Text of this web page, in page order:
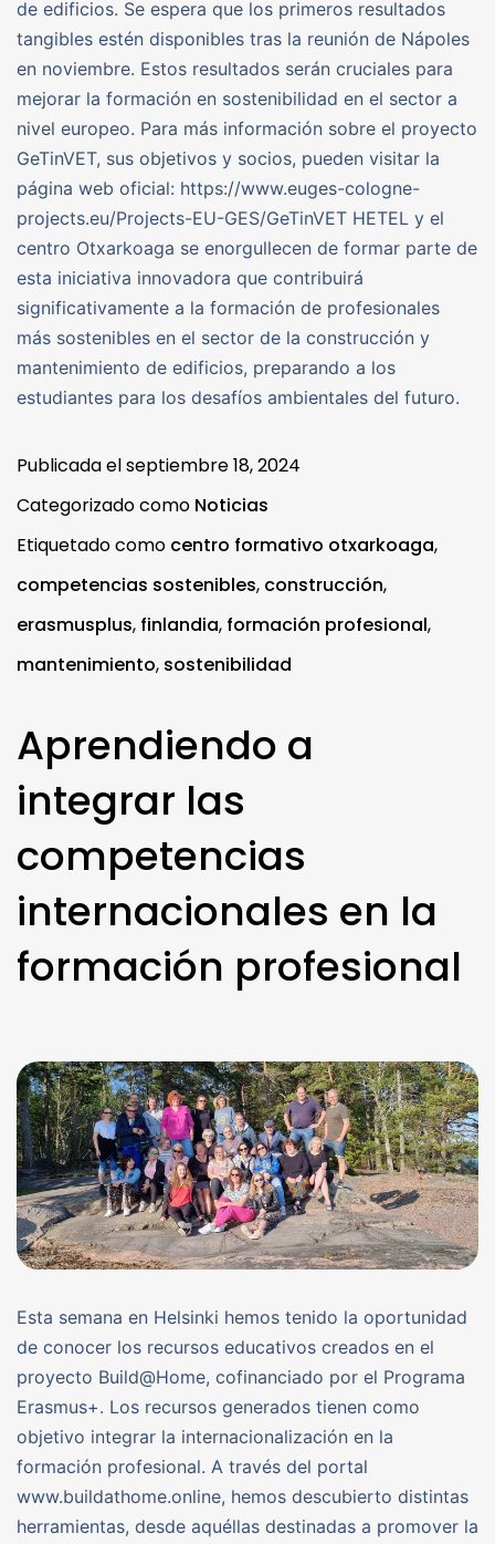
de edificios. Se espera que los primeros resultados
tangibles estén disponibles tras la reunión de Nápoles
en noviembre. Estos resultados serán cruciales para
mejorar la formación en sostenibilidad en el sector a
nivel europeo. Para más información sobre el proyecto
GeTinVET, sus objetivos y socios, pueden visitar la
página web oficial: https://www.euges-cologne-
projects.eu/Projects-EU-GES/GeTinVET HETEL y el
centro Otxarkoaga se enorgullecen de formar parte de
esta iniciativa innovadora que contribuirá
significativamente a la formación de profesionales
más sostenibles en el sector de la construcción y
mantenimiento de edificios, preparando a los
estudiantes para los desafíos ambientales del futuro.
Publicada elseptiembre 18, 2024
Categorizado como Noticias
Etiquetado como centro formativo otxarkoaga,
competencias sostenibles, construcción,
erasmusplus, finlandia, formación profesional,
mantenimiento, sostenibilidad
Aprendiendo a
integrar las
competencias
internacionales en la
formación profesional
Esta semana en Helsinki hemos tenido la oportunidad
de conocer los recursos educativos creados en el
proyecto Build@Home, cofinanciado por el Programa
Erasmus+. Los recursos generados tienen como
objetivo integrar la internacionalización en la
formación profesional. A través del portal
www.buildathome.online, hemos descubierto distintas
herramientas, desde aquéllas destinadas a promover la